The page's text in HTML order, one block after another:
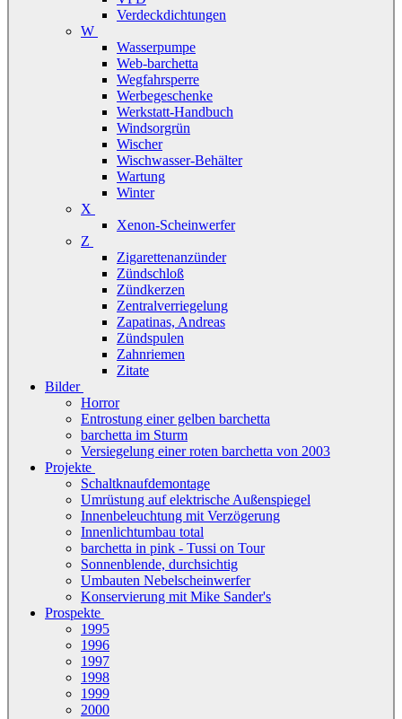
Verdeckdichtungen
W
Wasserpumpe
Web-barchetta
Wegfahrsperre
Werbegeschenke
Werkstatt-Handbuch
Windsorgrün
Wischer
Wischwasser-Behälter
Wartung
Winter
X
Xenon-Scheinwerfer
Z
Zigarettenanzünder
Zündschloß
Zündkerzen
Zentralverriegelung
Zapatinas, Andreas
Zündspulen
Zahnriemen
Zitate
Bilder
Horror
Entrostung einer gelben barchetta
barchetta im Sturm
Versiegelung einer roten barchetta von 2003
Projekte
Schaltknaufdemontage
Umrüstung auf elektrische Außenspiegel
Innenbeleuchtung mit Verzögerung
Innenlichtumbau total
barchetta in pink - Tussi on Tour
Sonnenblende, durchsichtig
Umbauten Nebelscheinwerfer
Konservierung mit Mike Sander's
Prospekte
1995
1996
1997
1998
1999
2000